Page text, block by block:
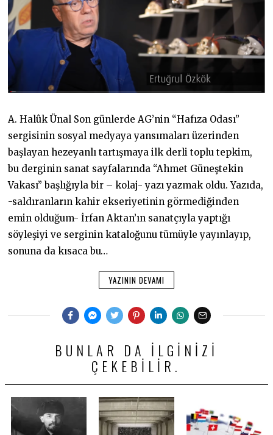
A. Halûk Ünal Son günlerde AG’nin “Hafıza Odası”
sergisinin sosyal medyaya yansımaları üzerinden
başlayan hezeyanlı tartışmaya ilk derli toplu tepkim,
bu derginin sanat sayfalarında “Ahmet Güneştekin
Vakası” başlığıyla bir – kolaj- yazı yazmak oldu. Yazıda,
-saldıranların kahir ekseriyetinin görmediğinden
emin olduğum- İrfan Aktan’ın sanatçıyla yaptığı
söyleşiyi ve serginin kataloğunu tümüyle yayınlayıp,
sonuna da kısaca bu…
YAZININ DEVAMI
BUNLAR DA ILGINIZI
ÇEKEBILIR.